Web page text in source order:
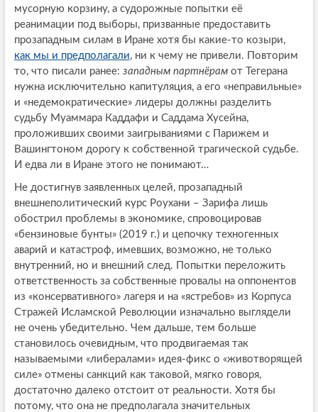
мусорную корзину, а судорожные попытки её
реанимации под выборы, призванные предоставить
прозападным силам в Иране хотя бы какие-то козыри,
как мы и предполагали, ни к чему не привели. Повторим
то, что писали ранее: западным партнёрамот Тегерана
нужна исключительно капитуляция, а его «неправильные»
и «недемократические» лидеры должны разделить
судьбу Муаммара Каддафи и Саддама Хусейна,
проложивших своими заигрываниями с Парижем и
Вашингтоном дорогу к собственной трагической судьбе.
И едва ли в Иране этого не понимают…
Не достигнув заявленных целей, прозападный
внешнеполитический курс Роухани – Зарифа лишь
обострил проблемы в экономике, спровоцировав
«бензиновые бунты» (2019 г.) и цепочку техногенных
аварий и катастроф, имевших, возможно, не только
внутренний, но и внешний след. Попытки переложить
ответственность за собственные провалы на оппонентов
из «консервативного» лагеря и на «ястребов» из Корпуса
Стражей Исламской Революции изначально выглядели
не очень убедительно. Чем дальше, тем больше
становилось очевидным, что продвигаемая так
называемыми «либералами» идея-фикс о «животворящей
силе» отмены санкций как таковой, мягко говоря,
достаточно далеко отстоит от реальности. Хотя бы
потому, что она не предполагала значительных